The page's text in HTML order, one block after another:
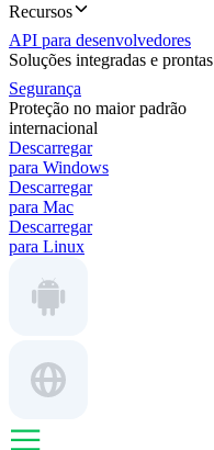
Recursos
API para desenvolvedores
Soluções integradas e prontas
Segurança
Proteção no maior padrão
internacional
Descarregar
para Windows
Descarregar
para Mac
Descarregar
para Linux